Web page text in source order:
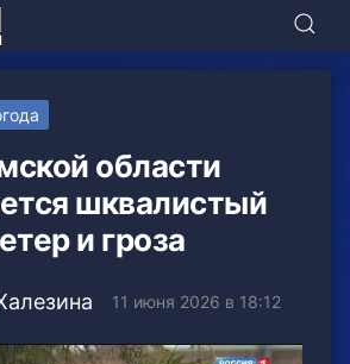
области
шквалистый
и гроза
11 июня 2026 в 18:12